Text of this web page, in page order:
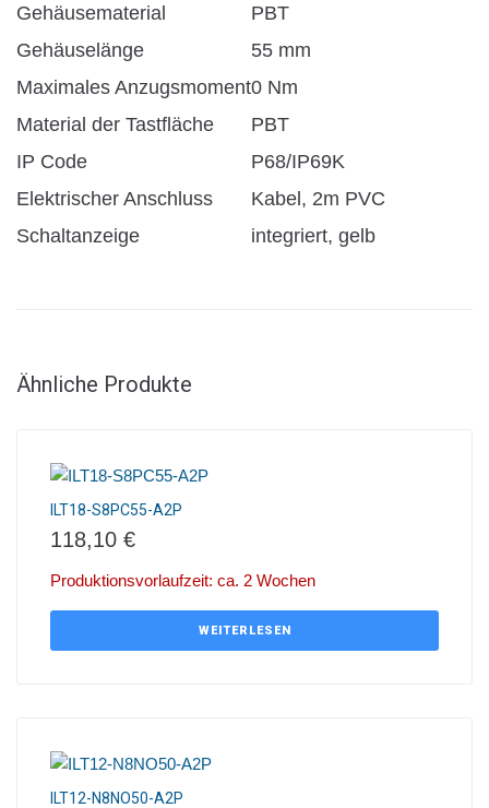
Gehäusematerial
PBT
Gehäuselänge
55 mm
Maximales Anzugsmoment0 Nm
Material der Tastfläche
PBT
IP Code
P68/IP69K
Elektrischer Anschluss
Kabel, 2m PVC
Schaltanzeige
integriert, gelb
Ähnliche Produkte
ILT18-S8PC55-A2P
118,10 €
Produktionsvorlaufzeit: ca. 2 Wochen
WEITERLESEN
ILT12-N8NO50-A2P